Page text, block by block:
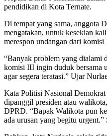
pendidikan di Kota Ternate.
Di tempat yang sama, anggota
mengatakan, untuk kesekian
merespon undangan dari komisi
“Banyak problem yang dialami
komisi III ingin duduk bersama
agar segera teratasi.” Ujar
Kata Politisi Nasional
dipanggil presiden atau
DPRD. “Bapak Walikota pun
ada urusan yang begitu urgent.”